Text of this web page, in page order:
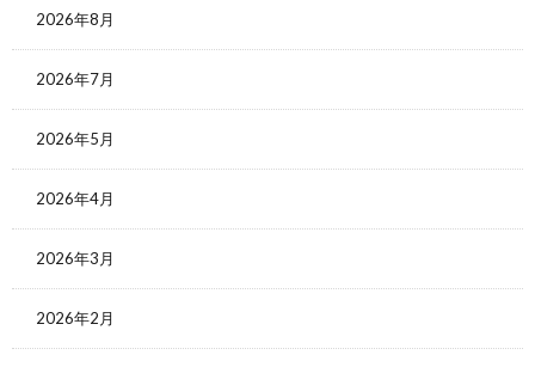
2026年8月
2026年7月
2026年5月
2026年4月
2026年3月
2026年2月